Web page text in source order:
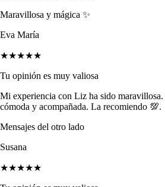
Maravillosa y mágica ✨
Eva María
★★★★★
Tu opinión es muy valiosa
Mi experiencia con Liz ha sido
cómoda y acompañada. La recomiendo 💯.
Mensajes del otro lado
Susana
★★★★★